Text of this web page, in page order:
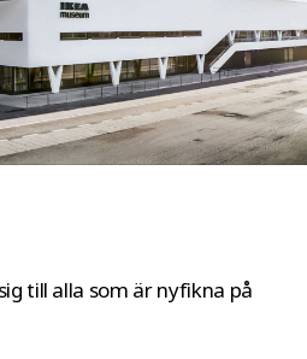
till alla som är nyfikna på